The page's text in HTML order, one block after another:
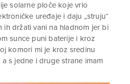
solarne ploče koje vrlo
uređaje i daju „struju“
ih držati vani na hladnom jer bi
sunce puni baterije i kroz
komori mi je kroz sredinu
s jedne i druge strane imam